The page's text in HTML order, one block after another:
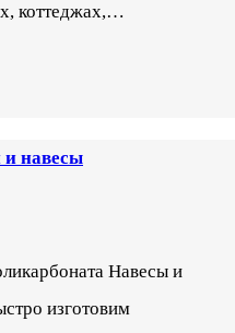
коттеджах,…
навесы
Навесы и
изготовим